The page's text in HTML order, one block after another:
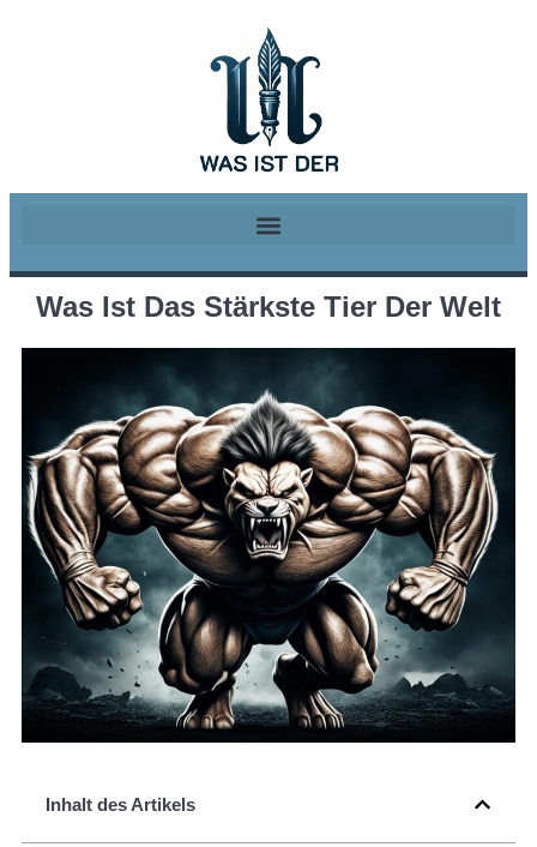
Was Ist Das Stärkste Tier Der Welt
Inhalt des Artikels